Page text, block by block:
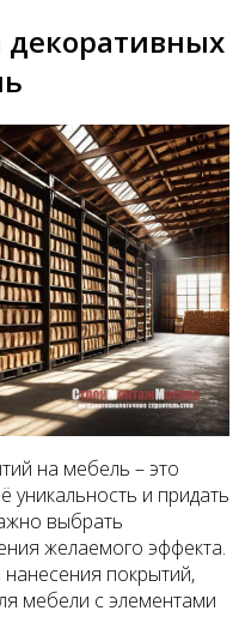
декоративных
на мебель – это
уникальность и придать
выбрать
желаемого эффекта.
покрытий,
мебели с элементами